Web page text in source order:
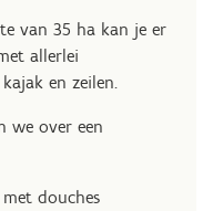
van 35 ha kan je er
allerlei
en zeilen.
we over een
douches